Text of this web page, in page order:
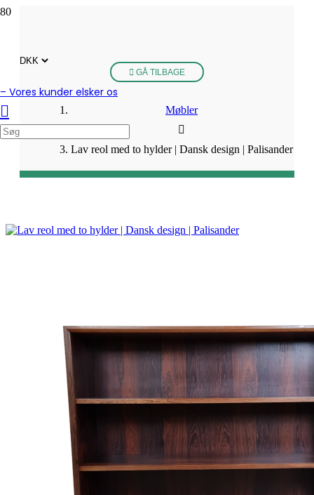
– Vores kunder elsker os
GÅ TILBAGE
Møbler
Lav reol med to hylder | Dansk design | Palisander